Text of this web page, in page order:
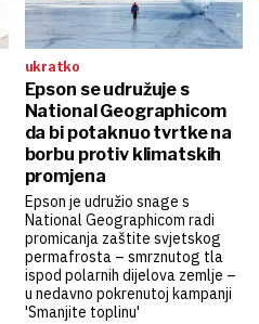
ukratko
Epson se udružuje s
National Geographicom
da bi potaknuo tvrtke na
borbu protiv klimatskih
promjena
Epson je udružio snage s
National Geographicom radi
promicanja zaštite svjetskog
permafrosta – smrznutog tla
ispod polarnih dijelova zemlje –
u nedavno pokrenutoj kampanji
'Smanjite toplinu'